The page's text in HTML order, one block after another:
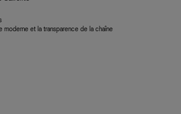
moderne et la transparence de la chaîne